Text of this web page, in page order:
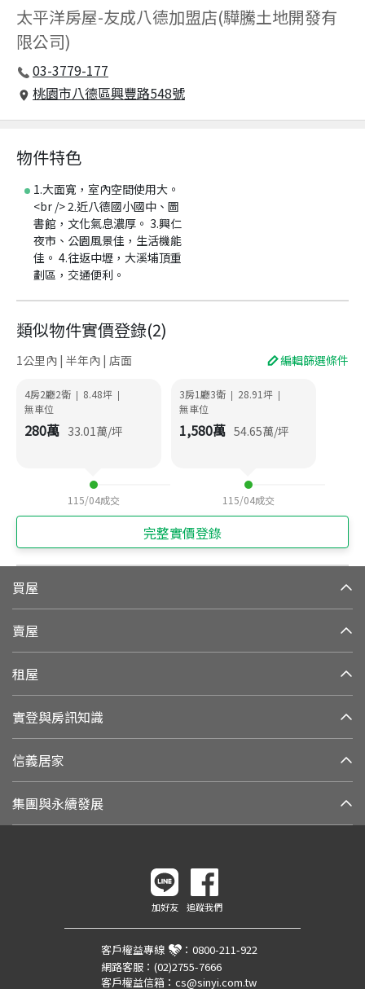
太平洋房屋-友成八德加盟店(驊騰土地開發有
限公司)
03-3779-177
桃園市八德區興豐路548號
物件特色
1.大面寬，室內空間使用大。
<br /> 2.近八德國小國中、圖
書館，文化氣息濃厚。 3.興仁
夜市、公園風景佳，生活機能
佳。 4.往返中壢，大溪埔頂重
劃區，交通便利。
類似物件實價登錄(2)
1公里內 | 半年內 | 店面 編輯篩選條件
4房2廳2衛 | 8.48坪 |
無車位
280萬 33.01萬/坪
115/04成交
3房1廳3衛 | 28.91坪 |
無車位
1,580萬 54.65萬/坪
115/04成交
完整實價登錄
買屋
賣屋
租屋
實登與房訊知識
信義居家
集團與永續發展
加好友 追蹤我們
客戶權益專線 ： 0800-211-922
網路客服： (02)2755-7666
客戶權益信箱： cs@sinyi.com.tw